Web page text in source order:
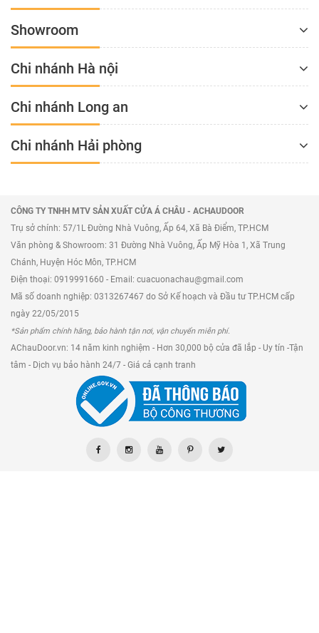
Showroom
Chi nhánh Hà nội
Chi nhánh Long an
Chi nhánh Hải phòng
CÔNG TY TNHH MTV SẢN XUẤT CỬA Á CHÂU - ACHAUDOOR
Trụ sở chính: 57/1L Đường Nhà Vuông, Ấp 64, Xã Bà Điểm, TP.HCM
Văn phòng & Showroom: 31 Đường Nhà Vuông, Ấp Mỹ Hòa 1, Xã Trung
Chánh, Huyện Hóc Môn, TP.HCM
Điện thoại: 0919991660 - Email: cuacuonachau@gmail.com
Mã số doanh nghiệp: 0313267467 do Sở Kế hoạch và Đầu tư TP.HCM cấp
ngày 22/05/2015
*Sản phẩm chính hãng, bảo hành tận nơi, vận chuyển miễn phí.
AChauDoor.vn: 14 năm kinh nghiệm - Hơn 30,000 bộ cửa đã lắp - Uy tín -Tận
tâm - Dịch vụ bảo hành 24/7 - Giá cả cạnh tranh